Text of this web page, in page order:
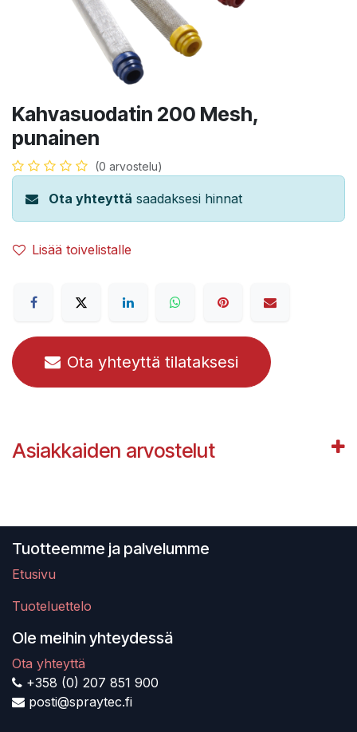
Kahvasuodatin 200 Mesh,
punainen
(0 arvostelu)
Ota yhteyttä saadaksesi hinnat
Lisää toivelistalle
Ota yhteyttä tilataksesi
Asiakkaiden arvostelut
Tuotteemme ja palvelumme
Etusivu
Tuoteluettelo
Ole meihin yhteydessä
Ota yhteyttä
+358 (0) 207 851 900
posti@spraytec.fi